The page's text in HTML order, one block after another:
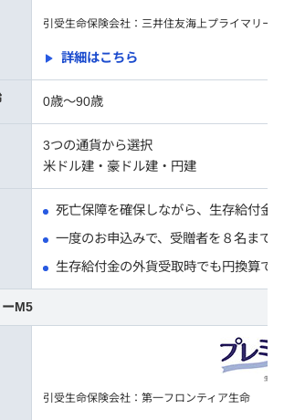
引受生命保険会社：三井住友海上プライマリー
詳細はこちら
0歳～90歳
3つの通貨から選択
米ドル建・豪ドル建・円建
死亡保障を確保しながら、生存給付金
一度のお申込みで、受贈者を８名まで
生存給付金の外貨受取時でも円換算で
M5
引受生命保険会社：第一フロンティア生命